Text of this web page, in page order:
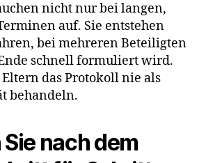
nicht nur bei langen,
auf. Sie entstehen
bei mehreren Beteiligten
schnell formuliert wird.
das Protokoll nie als
behandeln.
nach dem